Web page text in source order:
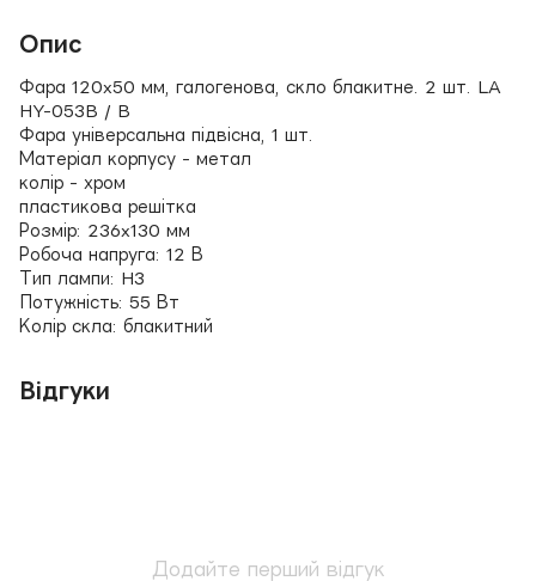
Опис
Фара 120x50 мм, галогенова, скло блакитне. 2 шт. LA
HY-053B / B
Фара універсальна підвісна, 1 шт.
Матеріал корпусу - метал
колір - хром
пластикова решітка
Розмір: 236x130 мм
Робоча напруга: 12 В
Тип лампи: H3
Потужність: 55 Вт
Колір скла: блакитний
Відгуки
Додайте перший відгук